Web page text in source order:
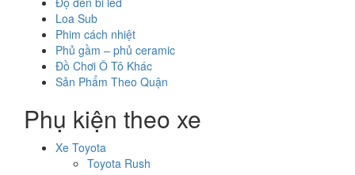
Loa Sub
Phim cách nhiệt
Phủ gầm – phủ ceramic
Đồ Chơi Ô Tô Khác
Sản Phẩm Theo Quận
Phụ kiện theo xe
Xe Toyota
Toyota Rush